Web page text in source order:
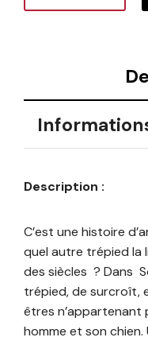
Description :
C’est une histoire
quel autre trépied
des siècles ? Dans
trépied, de surcroît,
êtres n’appartenant
homme et son chien.